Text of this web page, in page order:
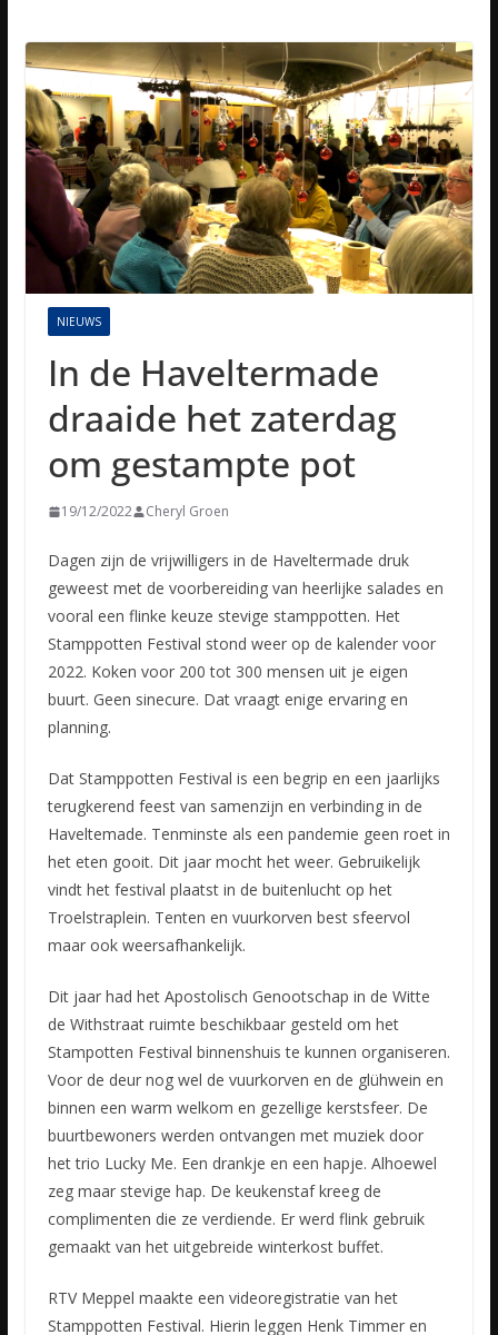
NIEUWS
In de Haveltermade
draaide het zaterdag
om gestampte pot
19/12/2022 Cheryl Groen
Dagen zijn de vrijwilligers in de Haveltermade druk
geweest met de voorbereiding van heerlijke salades en
vooral een flinke keuze stevige stamppotten. Het
Stamppotten Festival stond weer op de kalendervoor
2022. Koken voor 200 tot 300 mensen uit je eigen
buurt. Geen sinecure. Dat vraagt enige ervaring en
planning.
Dat Stamppotten Festival is een begrip en een jaarlijks
terugkerend feest van samenzijn en verbinding in de
Haveltemade. Tenminste als een pandemie geen roet in
het eten gooit. Dit jaar mocht het weer. Gebruikelijk
vindt het festival plaatst in de buitenlucht op het
Troelstraplein. Tenten en vuurkorven best sfeervol
maar ook weersafhankelijk.
Dit jaar had het Apostolisch Genootschap in de Witte
de Withstraat ruimte beschikbaar gesteld om het
Stampotten Festival binnenshuis te kunnen organiseren.
Voor de deur nog wel de vuurkorven en de glühwein en
binnen een warm welkom en gezellige kerstsfeer. De
buurtbewoners werden ontvangen met muziek door
het trio Lucky Me. Een drankje en een hapje. Alhoewel
zeg maar stevige hap. De keukenstaf kreeg de
complimenten die ze verdiende. Er werd flink gebruik
gemaakt van het uitgebreide winterkost buffet.
RTV Meppel maakte een videoregistratie van het
Stamppotten Festival. Hierin leggen Henk Timmer en